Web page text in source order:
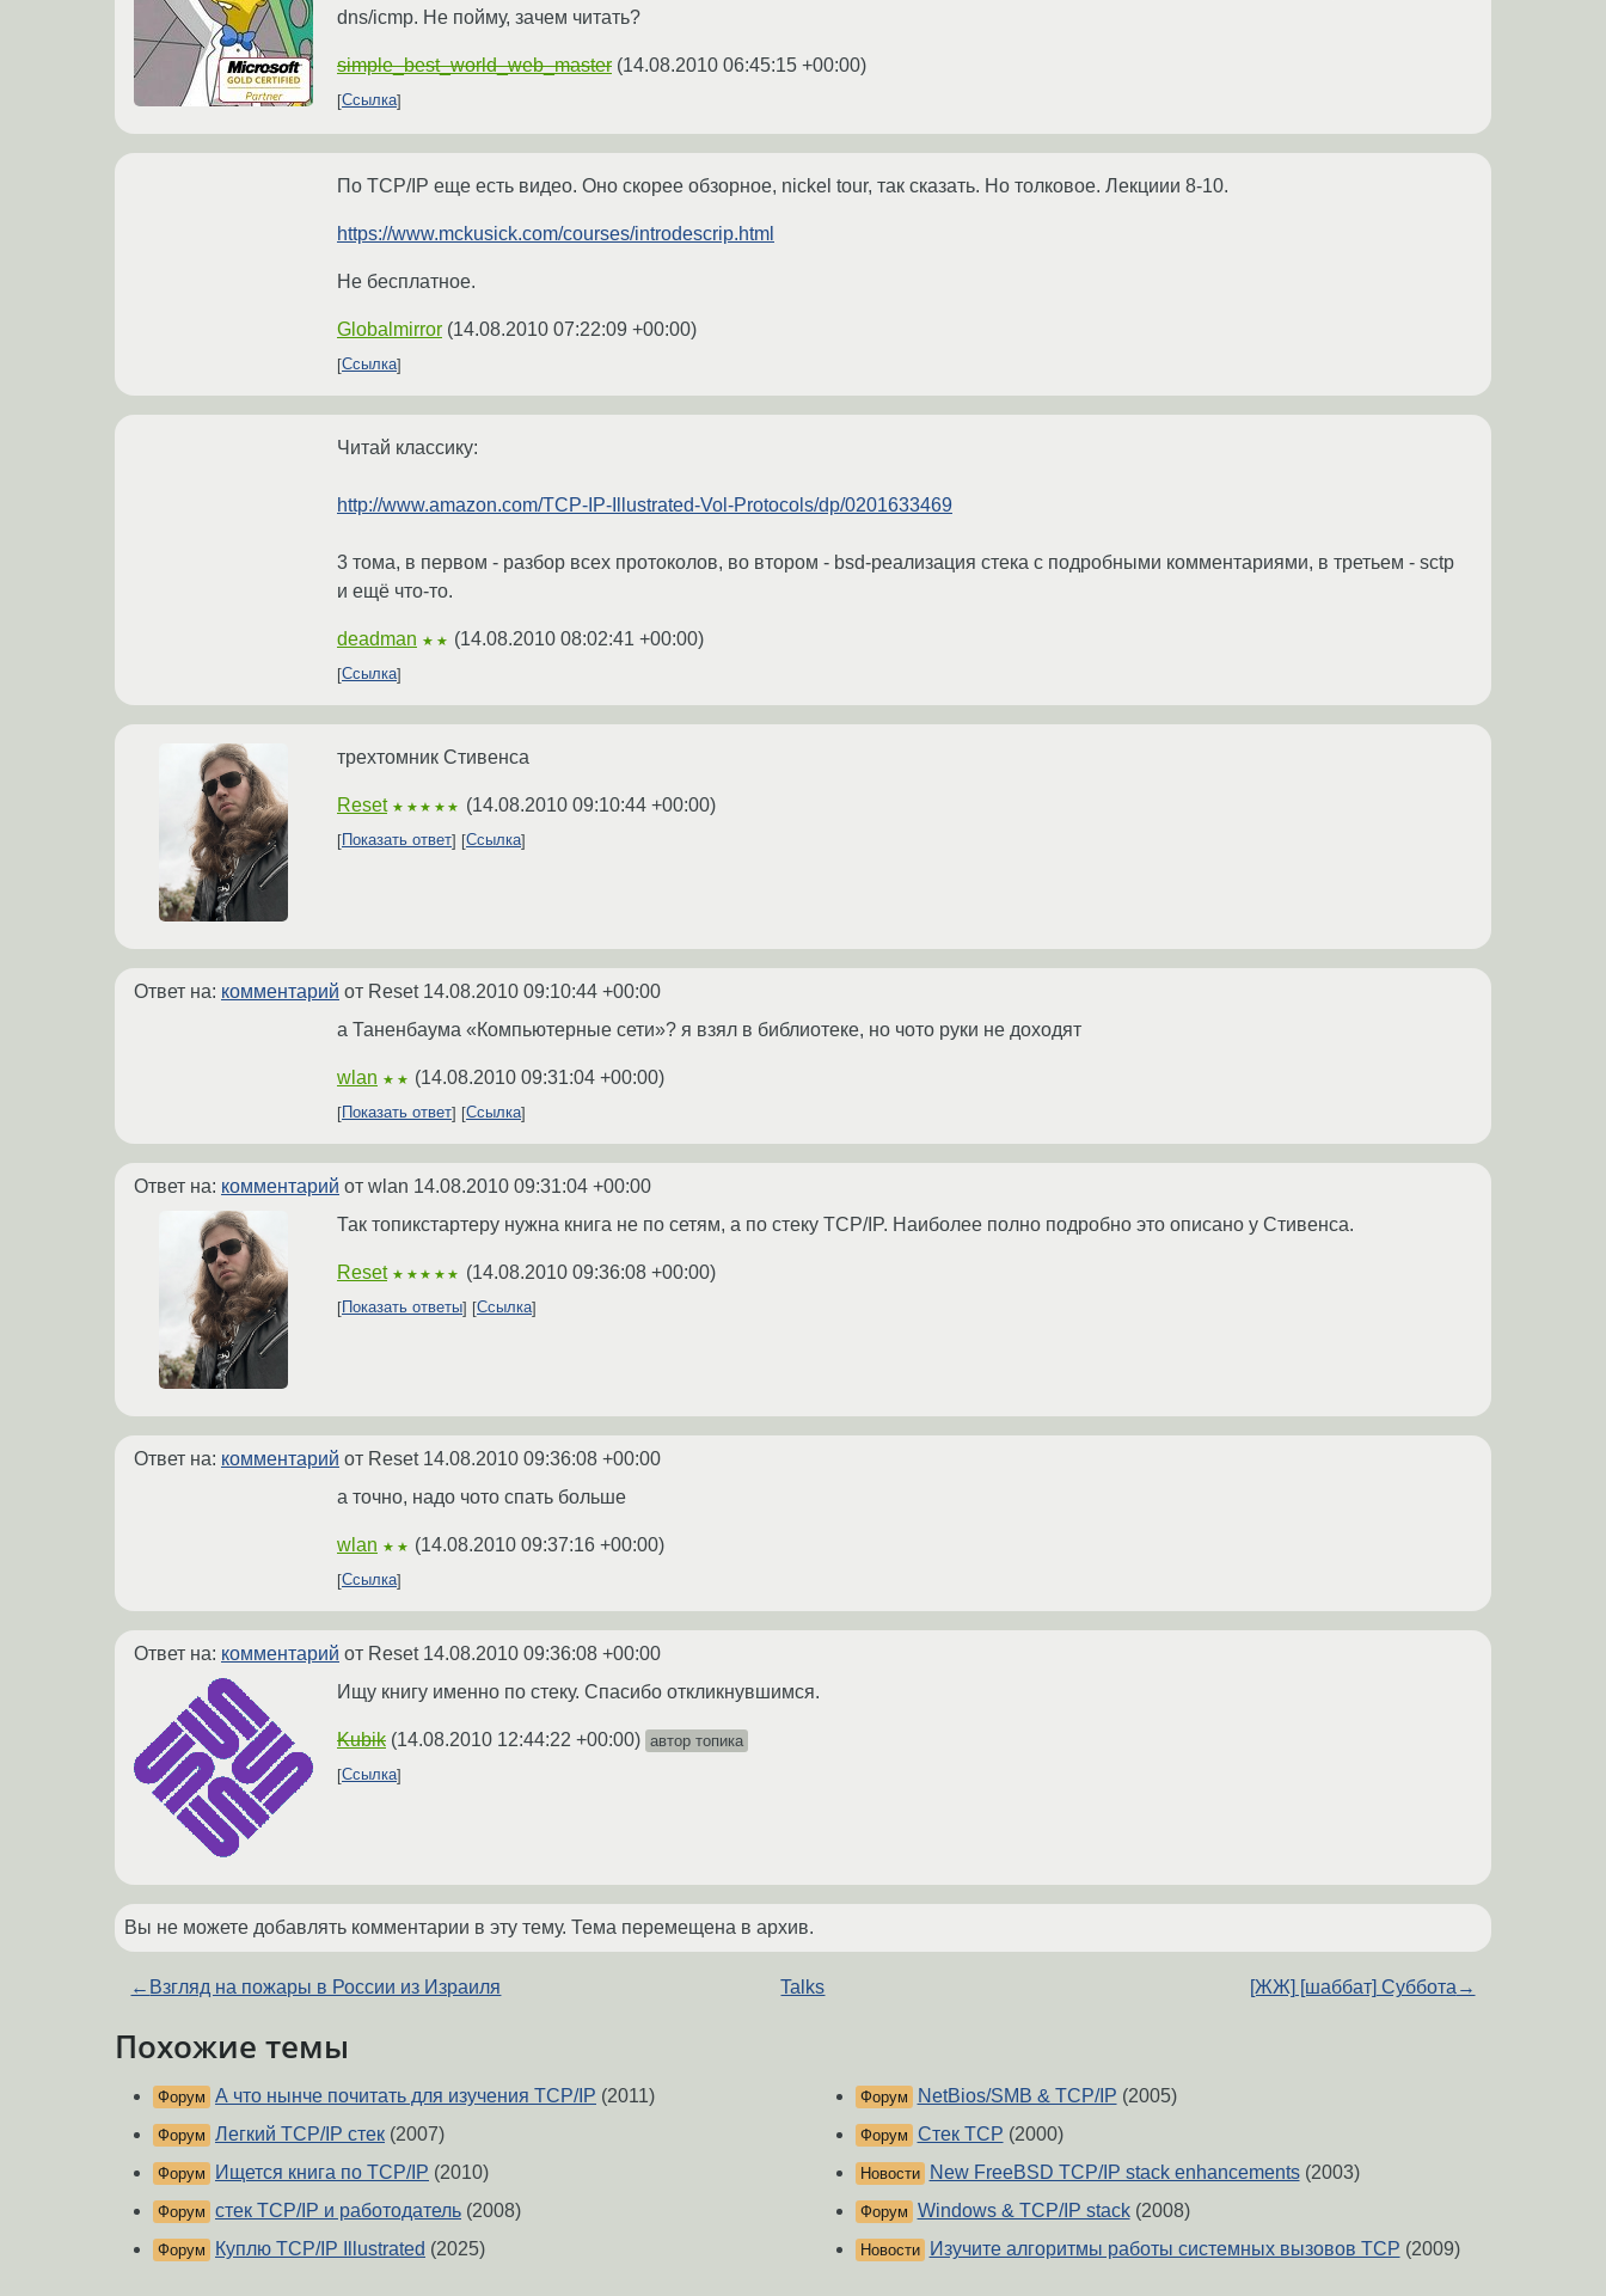
dns/icmp. Не пойму, зачем читать?
simple_best_world_web_master (14.08.2010 06:45:15 +00:00)
Ссылка
По TCP/IP еще есть видео. Оно скорее обзорное, nickel tour, так сказать. Но толковое. Лекциии 8-10.
https://www.mckusick.com/courses/introdescrip.html
Не бесплатное.
Globalmirror (14.08.2010 07:22:09 +00:00)
Ссылка
Читай классику:
http://www.amazon.com/TCP-IP-Illustrated-Vol-Protocols/dp/0201633469
3 тома, в первом - разбор всех протоколов, во втором - bsd-реализация стека с подробными комментариями, в третьем - sctp
и ещё что-то.
deadman ★★ (14.08.2010 08:02:41 +00:00)
Ссылка
трехтомник Стивенса
Reset ★★★★★ (14.08.2010 09:10:44 +00:00)
Показать ответ Ссылка
Ответ на: комментарий от Reset 14.08.2010 09:10:44 +00:00
а Таненбаума «Компьютерные сети»? я взял в библиотеке, но чото руки не доходят
wlan ★★ (14.08.2010 09:31:04 +00:00)
Показать ответ Ссылка
Ответ на: комментарий от wlan 14.08.2010 09:31:04 +00:00
Так топикстартеру нужна книга не по сетям, а по стеку TCP/IP. Наиболее полно подробно это описано у Стивенса.
Reset ★★★★★ (14.08.2010 09:36:08 +00:00)
Показать ответы Ссылка
Ответ на: комментарий от Reset 14.08.2010 09:36:08 +00:00
а точно, надо чото спать больше
wlan ★★ (14.08.2010 09:37:16 +00:00)
Ссылка
Ответ на: комментарий от Reset 14.08.2010 09:36:08 +00:00
Ищу книгу именно по стеку. Спасибо откликнувшимся.
Kubik (14.08.2010 12:44:22 +00:00) автор топика
Ссылка
Вы не можете добавлять комментарии в эту тему. Тема перемещена в архив.
← Взгляд на пожары в России из Израиля Talks [ЖЖ] [шаббат] Суббота →
Похожие темы
Форум А что нынче почитать для изучения TCP/IP (2011)
Форум Легкий TCP/IP стек (2007)
Форум Ищется книга по TCP/IP (2010)
Форум стек TCP/IP и работодатель (2008)
Форум Куплю TCP/IP Illustrated (2025)
Форум NetBios/SMB & TCP/IP (2005)
Форум Стек TCP (2000)
Новости New FreeBSD TCP/IP stack enhancements(2003)
Форум Windows & TCP/IP stack(2008)
Новости Изучите алгоритмы работы системных вызовов TCP (2009)